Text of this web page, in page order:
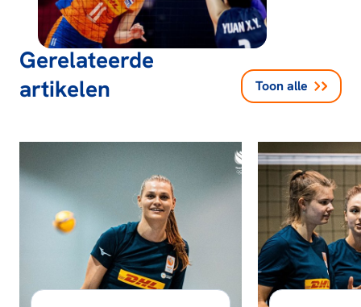
Gerelateerde
artikelen
Toon alle